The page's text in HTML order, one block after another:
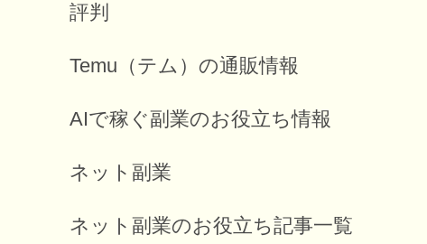
評判
Temu（テム）の通販情報
AIで稼ぐ副業のお役立ち情報
ネット副業
ネット副業のお役立ち記事一覧